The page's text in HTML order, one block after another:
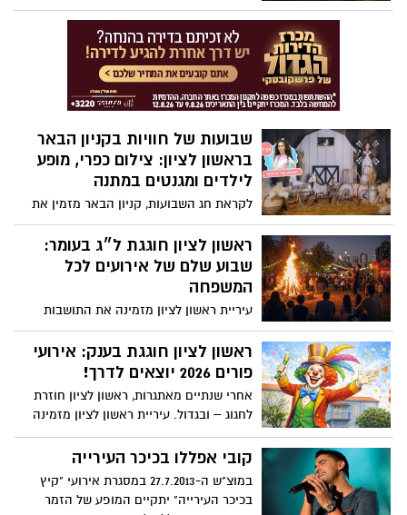
ותושבי העיר ליהנות מפסטיבל הספרים
השנתי, שיתקיים במהלך חודש יוני ויציע מגוון
רחב של פעילויות לכל הגילים, לצד מפגשים
עם סופרים מובילים, הצגות, סדנאות ויריד
ספרים חגיגי.
שבועות של חוויות בקניון הבאר
בראשון לציון: צילום כפרי, מופע
לילדים ומגנטים במתנה
לקראת חג השבועות, קניון הבאר מזמין את
תושבי ראשון לציון והסביבה לחגיגה
במאי, בין השעות 16:00–19:00 בקומה השנייה
ברחבת מנגו.
ראשון לציון חוגגת ל״ג בעומר:
שבוע שלם של אירועים לכל
המשפחה
עיריית ראשון לציון מזמינה את התושבות
והתושבים לקחת חלק בשורת אירועי ל״ג
בעומר שיתקיימו השנה לאורך שבוע שלם, בין
התאריכים 3–7 במאי 2026
ראשון לציון חוגגת בענק: אירועי
פורים 2026 יוצאים לדרך!
אחרי שנתיים מאתגרות, ראשון לציון חוזרת
לחגוג – ובגדול. עיריית ראשון לציון מזמינה
את תושבות ותושבי העיר לקחת חלק בחגיגות
פורים 2026 שיתקיימו ברחבי העיר, עם ארבע
מופעים ושלל פעילויות לכל המשפחה.
קובי אפללו בכיכר העירייה
במוצ"ש ה-27.7.2013 במסגרת אירועי "קיץ
בכיכר העירייה" יתקיים המופע של הזמר